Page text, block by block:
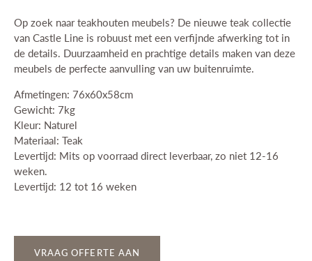
Op zoek naar teakhouten meubels? De nieuwe teak collectie
van Castle Line is robuust met een verfijnde afwerking tot in
de details. Duurzaamheid en prachtige details maken van deze
meubels de perfecte aanvulling van uw buitenruimte.
Afmetingen: 76x60x58cm
Gewicht: 7kg
Kleur: Naturel
Materiaal: Teak
Levertijd: Mits op voorraad direct leverbaar, zo niet 12-16
weken.
Levertijd: 12 tot 16 weken
VRAAG OFFERTE AAN